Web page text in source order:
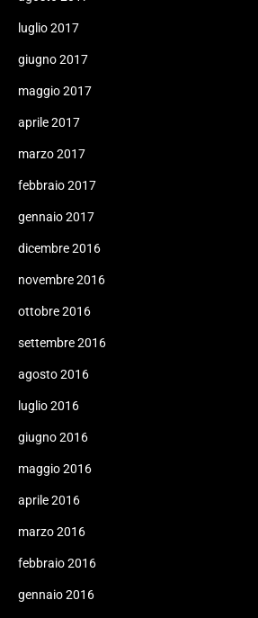
luglio 2017
giugno 2017
maggio 2017
aprile 2017
marzo 2017
febbraio 2017
gennaio 2017
dicembre 2016
novembre 2016
ottobre 2016
settembre 2016
agosto 2016
luglio 2016
giugno 2016
maggio 2016
aprile 2016
marzo 2016
febbraio 2016
gennaio 2016